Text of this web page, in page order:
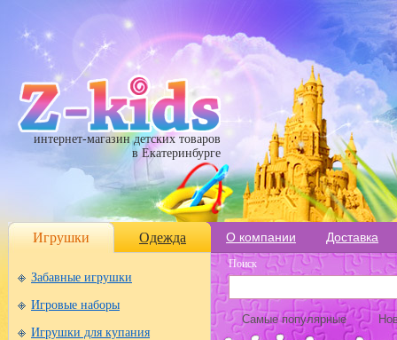
интернет-магазин детских товаров
в Екатеринбурге
Игрушки Одежда О компании Доставка
Забавные игрушки
Игровые наборы
Игрушки для купания
Поиск
Самые популярные